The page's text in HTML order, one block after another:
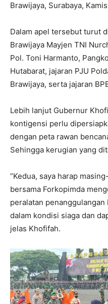
Brawijaya, Surabaya,
Dalam apel tersebut turut
Brawijaya Mayjen TNI
Pol. Toni Harmanto,
Hutabarat, jajaran PJU
Brawijaya, serta jajaran
Lebih lanjut Gubernur
kontigensi perlu
dengan peta rawan
Sehingga kerugian yang
“Kedua, saya harap
bersama Forkopimda
peralatan penanggulangan
dalam kondisi siaga dan
jelas Khofifah.